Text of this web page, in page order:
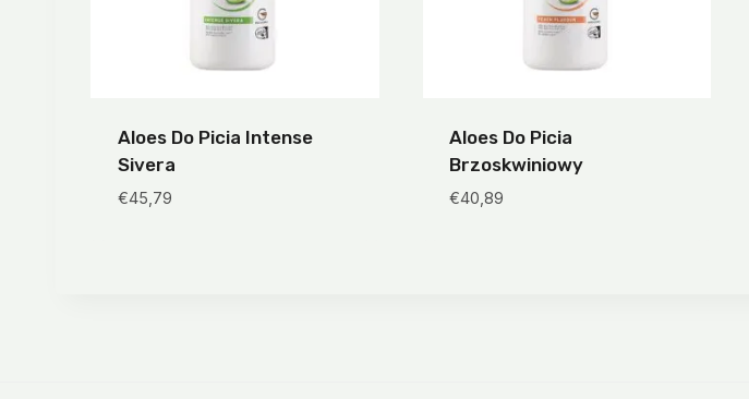
Aloes Do Picia Intense
Sivera
€45,79
Aloes Do Picia
Brzoskwiniowy
€40,89